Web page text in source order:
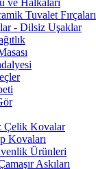
ve Halkaları
Tuvalet Fırçaları
- Dilsiz Uşaklar
Çelik Kovalar
Kovaları
Ürünleri
Askıları